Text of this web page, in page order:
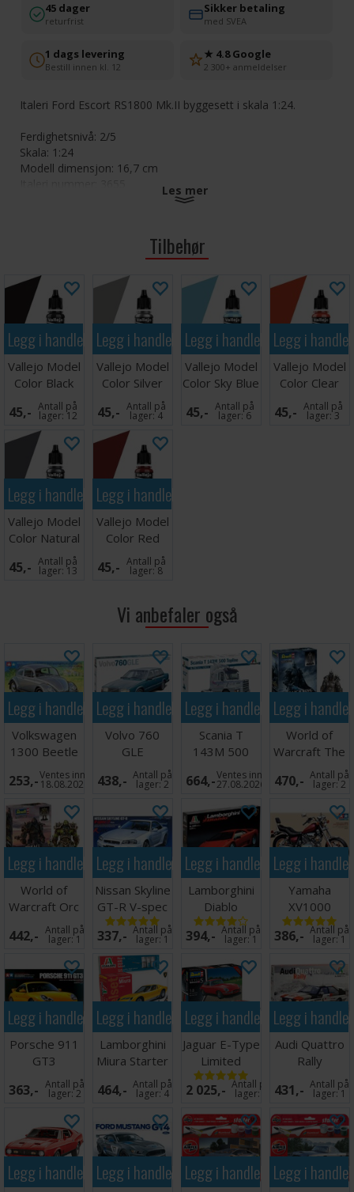
45 dager
returfrist
Sikker betaling
med SVEA
1 dags levering
Bestill innen kl. 12
★ 4.8 Google
2 300+ anmeldelser
Italeri Ford Escort RS1800 Mk.II byggesett i skala 1:24.
Ferdighetsnivå: 2/5
Skala: 1:24
Modell dimensjon: 16,7 cm
Settet kommer umalt og krever lim for montering.
Følgende malinger er anbefalt til dette byggesettet (se
anbefalt tilbehør):
Metal Gloss Silver (4678AP)
Gloss Red (4605AP)
Gloss Light Blue (4650AP)
Metal Flat Aluminium (4677AP)
Gloss Orange (4682AP)
Gloss White (4696AP)
Flat Black (4768AP)
Les mer
Tilbehør
Legg i handlekurven
Vallejo Model
Color Black
45,- Antall på
lager: 12
Legg i handlekurven
Vallejo Model
Color Silver
17ml
45,- Antall på
lager:4
Legg i handlekurven
Vallejo Model
Color Sky Blue
17ml
45,- Antall på
lager:6
Legg i
Vallejo Model
Color Clear
Orange 17ml
45,- Antall på
lager:3
Legg i handlekurven
Vallejo Model
Color Natural
Steel 17ml
45,- Antall på
lager: 13
Legg i handlekurven
Vallejo Model
Color Red
17ml
45,- Antall på
lager:8
Vi anbefaler også
Legg i handlekurven
Volkswagen
1300 Beetle
253,-Ventes inn
18.08.2026
Legg i handlekurven
Volvo 760
GLE
438,- Antall på
lager:2
Legg i handlekurven
Scania T
143M 500
Topline
664,-Ventes inn
27.08.2026
Legg i
World of
Warcraft The
Lich King
470,- Antall på
lager:2
Legg i handlekurven
World of
Warcraft Orc
Thrall
442,- Antall på
lager:1
Legg i handlekurven
Nissan Skyline
GT-R V-spec
II R34
337,- Antall på
lager:1
Legg i handlekurven
Lamborghini
Diablo
394,- Antall på
lager:1
Legg i
Yamaha
XV1000
Virago
386,- Antall på
lager:1
Legg i handlekurven
Porsche 911
GT3
363,- Antall på
lager:2
Legg i handlekurven
Lamborghini
Miura Starter
Set
464,- Antall på
lager:4
Legg i handlekurven
Jaguar E-Type
Limited
Edition
2 025,- Antall på
lager:
Legg i
Audi Quattro
Rally
431,- Antall på
lager:1
Legg i handlekurvenLegg i handlekurvenLegg i handlekurven
Legg i